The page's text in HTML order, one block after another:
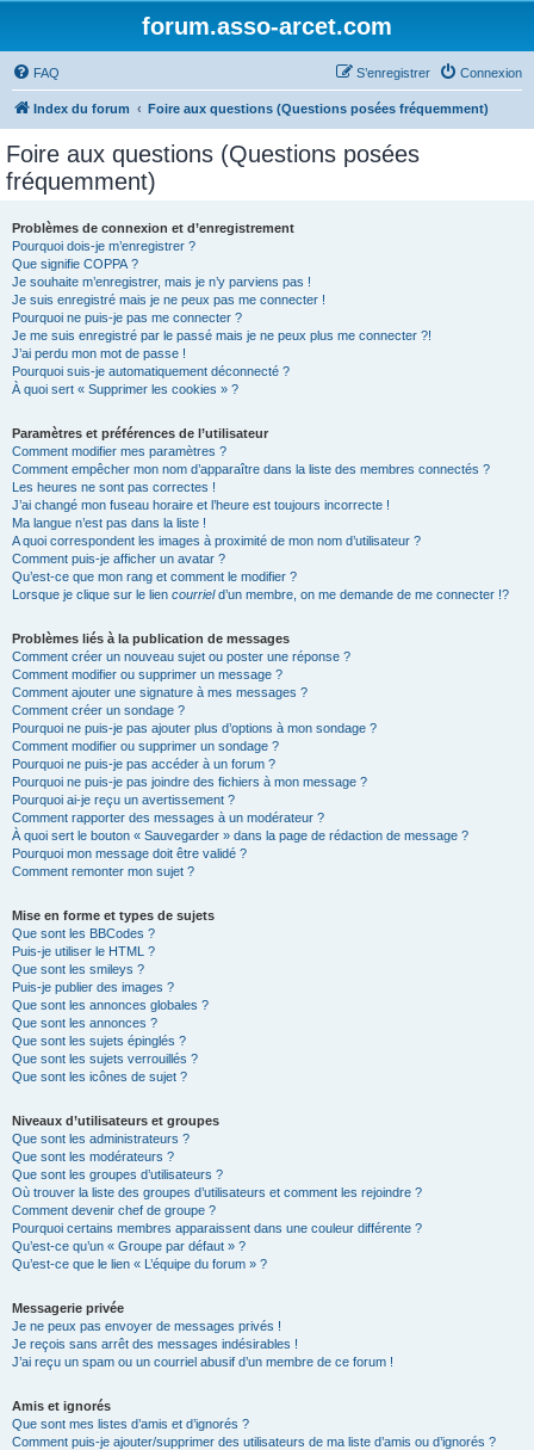
forum.asso-arcet.com
FAQ Connexion
S’enregistrer
Index du forum Foire aux questions (Questions posées fréquemment)
Foire aux questions (Questions posées
fréquemment)
Problèmes de connexion et d’enregistrement
Pourquoi dois-je m’enregistrer ?
Que signifie COPPA ?
Je souhaite m’enregistrer, mais je n’y parviens pas !
Je suis enregistré mais je ne peux pas me connecter !
Pourquoi ne puis-je pas me connecter ?
Je me suis enregistré par le passé mais je ne peux plus me connecter ?!
J’ai perdu mon mot de passe !
Pourquoi suis-je automatiquement déconnecté ?
À quoi sert « Supprimer les cookies » ?
Paramètres et préférences de l’utilisateur
Comment modifier mes paramètres ?
Comment empêcher mon nom d’apparaître dans la liste des membres connectés ?
Les heures ne sont pas correctes !
J’ai changé mon fuseau horaire et l’heure est toujours incorrecte !
Ma langue n’est pas dans la liste !
A quoi correspondent les images à proximité de mon nom d’utilisateur ?
Comment puis-je afficher un avatar ?
Qu’est-ce que mon rang et comment le modifier ?
Lorsque je clique sur le lien courrield’un membre, on me demande de me connecter !?
Problèmes liés à la publication de messages
Comment créer un nouveau sujet ou poster une réponse ?
Comment modifier ou supprimer un message ?
Comment ajouter une signature à mes messages ?
Comment créer un sondage ?
Pourquoi ne puis-je pas ajouter plus d’options à mon sondage ?
Comment modifier ou supprimer un sondage ?
Pourquoi ne puis-je pas accéder à un forum ?
Pourquoi ne puis-je pas joindre des fichiers à mon message ?
Pourquoi ai-je reçu un avertissement ?
Comment rapporter des messages à un modérateur ?
À quoi sert le bouton « Sauvegarder » dans la page de rédaction de message ?
Pourquoi mon message doit être validé ?
Comment remonter mon sujet ?
Mise en forme et types de sujets
Que sont les BBCodes ?
Puis-je utiliser le HTML ?
Que sont les smileys ?
Puis-je publier des images ?
Que sont les annonces globales ?
Que sont les annonces ?
Que sont les sujets épinglés ?
Que sont les sujets verrouillés ?
Que sont les icônes de sujet ?
Niveaux d’utilisateurs et groupes
Que sont les administrateurs ?
Que sont les modérateurs ?
Que sont les groupes d’utilisateurs ?
Où trouver la liste des groupes d’utilisateurs et comment les rejoindre ?
Comment devenir chef de groupe ?
Pourquoi certains membres apparaissent dans une couleur différente ?
Qu’est-ce qu’un « Groupe par défaut » ?
Qu’est-ce que le lien « L’équipe du forum » ?
Messagerie privée
Je ne peux pas envoyer de messages privés !
Je reçois sans arrêt des messages indésirables !
J’ai reçu un spam ou un courriel abusif d’un membre de ce forum !
Amis et ignorés
Que sont mes listes d’amis et d’ignorés ?
Comment puis-je ajouter/supprimer des utilisateurs de ma liste d’amis ou d’ignorés ?